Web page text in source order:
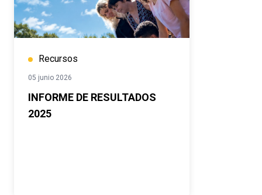
Recursos
05 junio 2026
INFORME DE RESULTADOS
2025